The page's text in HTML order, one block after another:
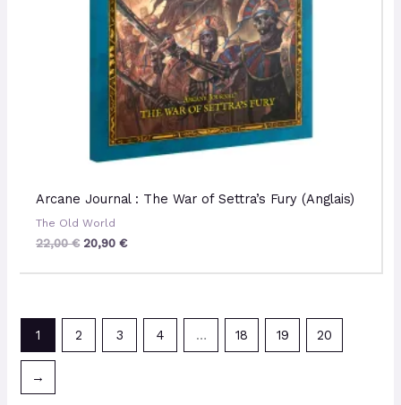
Arcane Journal : The War of Settra’s Fury (Anglais)
The Old World
22,00€ 20,90 €
1 2 3 4 … 18 19 20
→